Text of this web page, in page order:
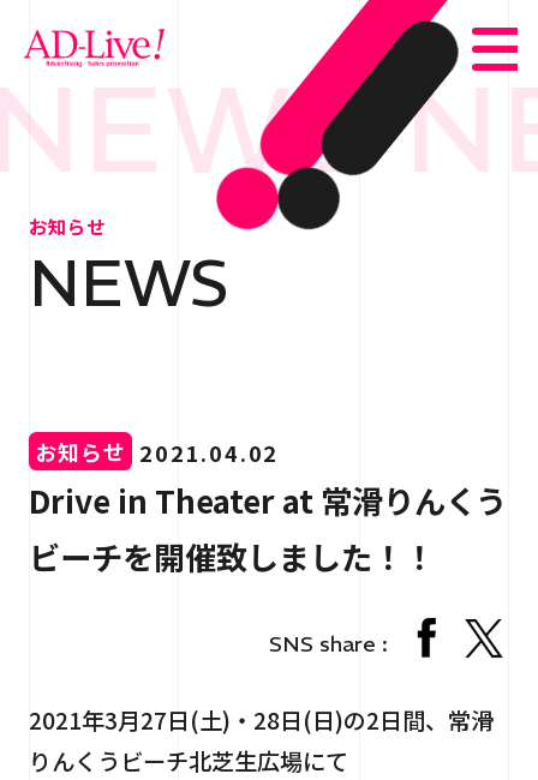
TOP
NEWS お知らせ
WORKS 事例紹介
RECRUIT 採用情報
お問い合わせ
お知らせ
NEWS
お知らせ 2021.04.02
Drive in Theater at 常滑りんくう
ビーチを開催致しました！！
SNS share :
2021年3月27日(土)・28日(日)の2日間、常滑
りんくうビーチ北芝生広場にて